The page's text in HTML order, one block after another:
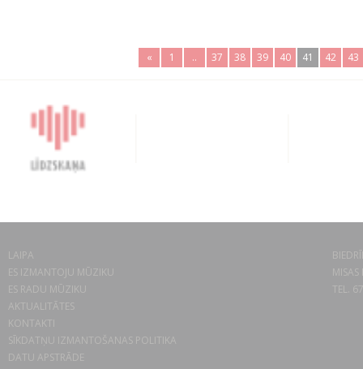
« 1 .. 37 38 39 40 41 42 43
LAIPA
ES IZMANTOJU MŪZIKU
ES RADU MŪZIKU
AKTUALITĀTES
KONTAKTI
SĪKDATŅU IZMANTOŠANAS POLITIKA
DATU APSTRĀDE
TEL.